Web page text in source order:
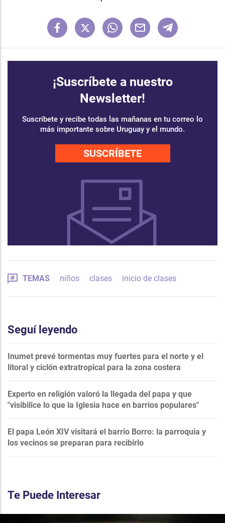
¡Suscríbete a nuestro
Newsletter!
Suscríbete y recibe todas las mañanas en tu correo lo
más importante sobre Uruguay y el mundo.
SUSCRÍBETE
TEMAS niños clases inicio de clases
Seguí leyendo
Inumet prevé tormentas muy fuertes para el norte y el
litoral y ciclón extratropical para la zona costera
Experto en religión valoró la llegada del papa y que
"visibilice lo que la Iglesia hace en barrios populares"
El papa León XIV visitará el barrio Borro: la parroquia y
los vecinos se preparan para recibirlo
Te Puede Interesar